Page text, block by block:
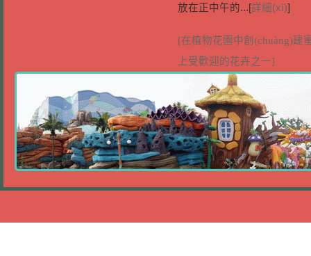
放在正中午的...[詳細(xì)]
[在植物花園中創(chuàng)建
上受歡迎的花卉之一]